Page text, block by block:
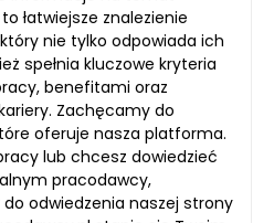
łatwiejsze znalezienie
nie tylko odpowiada ich
spełnia kluczowe kryteria
benefitami oraz
Zachęcamy do
oferuje nasza platforma.
lub chcesz dowiedzieć
pracodawcy,
odwiedzenia naszej strony